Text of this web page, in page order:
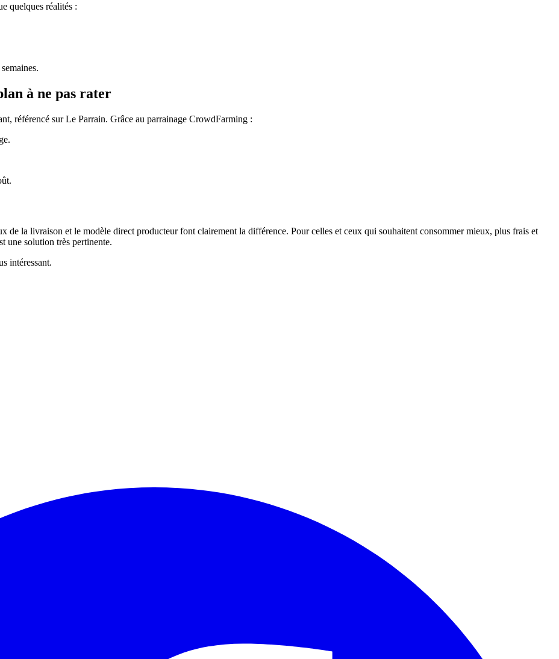
quelques réalités :
à ne pas rater
référencé sur Le Parrain. Grâce au parrainage CrowdFarming :
de la livraison et le modèle direct producteur font clairement la différence. Pour celles et ceux qui souhaitent consommer mieux, plus frais et
une solution très pertinente.
intéressant.